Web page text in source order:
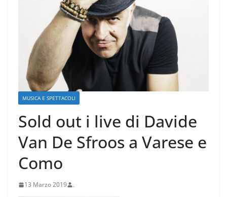
MUSICA E SPETTACOLI
Sold out i live di Davide
Van De Sfroos a Varese e
Como
13 Marzo 2019 .